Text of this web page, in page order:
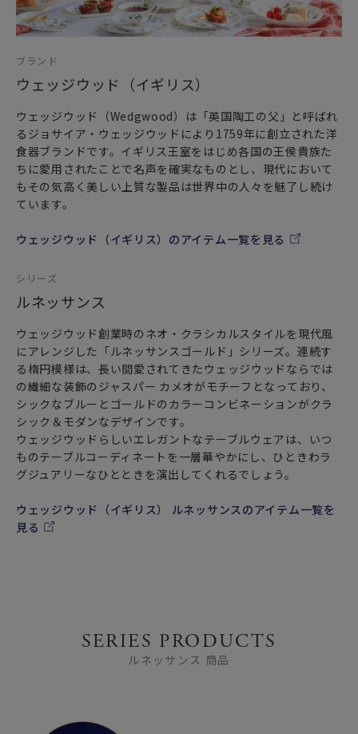
ブランド
ウェッジウッド（イギリス）
ウェッジウッド（Wedgwood）は「英国陶工の父」と呼ばれ
るジョサイア・ウェッジウッドにより1759年に創立された洋
食器ブランドです。イギリス王室をはじめ各国の王侯貴族た
ちに愛用されたことで名声を確実なものとし、現代において
もその気高く美しい上質な製品は世界中の人々を魅了し続け
ています。
ウェッジウッド（イギリス）のアイテム一覧を見る
シリーズ
ルネッサンス
ウェッジウッド創業時のネオ・クラシカルスタイルを現代風
にアレンジした「ルネッサンスゴールド」シリーズ。連続す
る楕円模様は、長い間愛されてきたウェッジウッドならでは
の繊細な装飾のジャスパー カメオがモチーフとなっており、
シックなブルーとゴールドのカラーコンビネーションがクラ
シック＆モダンなデザインです。
ウェッジウッドらしいエレガントなテーブルウェアは、いつ
ものテーブルコーディネートを一層華やかにし、ひときわラ
グジュアリーなひとときを演出してくれるでしょう。
ウェッジウッド（イギリス） ルネッサンスのアイテム一覧を
見る
SERIES PRODUCTS
ルネッサンス 商品